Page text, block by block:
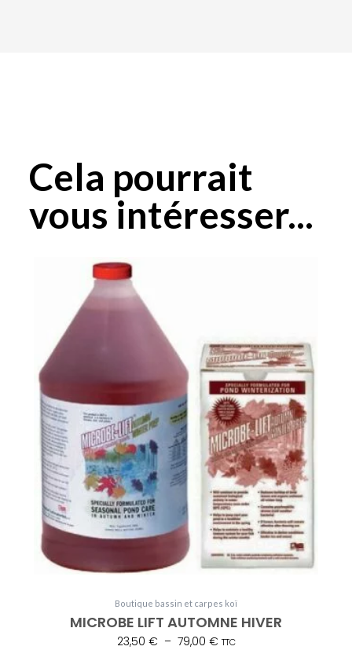
Cela pourrait
vous intéresser...
Boutique bassin et carpes koï
MICROBE LIFT AUTOMNE HIVER
23,50 € – 79,00 €
79,00 €
TTC
variations.
Les
options
peuvent
être
choisies
sur
la
page
du
produit